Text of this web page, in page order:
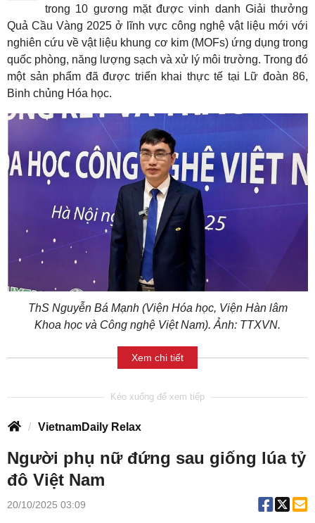
trong 10 gương mặt được vinh danh Giải thưởng
Quả Cầu Vàng 2025 ở lĩnh vực công nghệ vật liệu mới với
nghiên cứu về vật liệu khung cơ kim (MOFs) ứng dụng trong
quốc phòng, năng lượng sạch và xử lý môi trường. Trong đó
một sản phẩm đã được triển khai thực tế tại Lữ đoàn 86,
Binh chủng Hóa học.
ThS Nguyễn Bá Mạnh (Viện Hóa học, Viện Hàn lâm
Khoa học và Công nghệ Việt Nam). Ảnh: TTXVN.
Xem chi tiết
VietnamDaily Relax
Người phụ nữ đứng sau giống lúa tỷ
đô Việt Nam
20/10/2025 03:09